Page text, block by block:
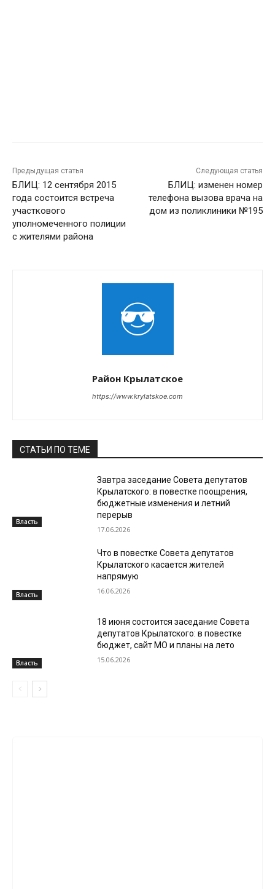
Предыдущая статья
БЛИЦ: 12 сентября 2015
года состоится встреча
участкового
уполномеченного полиции
с жителями района
Следующая статья
БЛИЦ: изменен номер
телефона вызова врача на
дом из поликлиники №195
Район Крылатское
https://www.krylatskoe.com
СТАТЬИ ПО ТЕМЕ
Власть
Завтра заседание Совета депутатов
Крылатского: в повестке поощрения,
бюджетные изменения и летний
перерыв
17.06.2026
Власть
Что в повестке Совета депутатов
Крылатского касается жителей
напрямую
16.06.2026
Власть
18 июня состоится заседание Совета
депутатов Крылатского: в повестке
бюджет, сайт МО и планы на лето
15.06.2026